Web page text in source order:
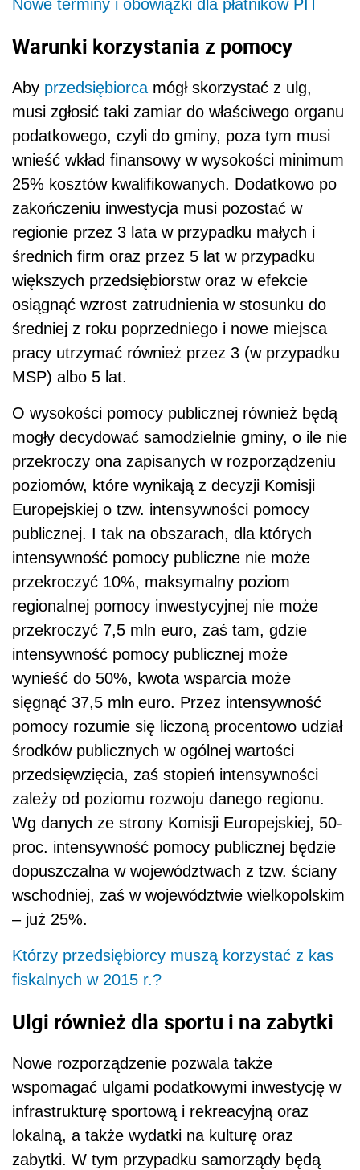
Nowe terminy i obowiązki dla płatników PIT
Warunki korzystania z pomocy
Aby przedsiębiorca mógł skorzystać z ulg,
musi zgłosić taki zamiar do właściwego organu
podatkowego, czyli do gminy, poza tym musi
wnieść wkład finansowy w wysokości minimum
25% kosztów kwalifikowanych. Dodatkowo po
zakończeniu inwestycja musi pozostać w
regionie przez 3 lata w przypadku małych i
średnich firm oraz przez 5 lat w przypadku
większych przedsiębiorstw oraz w efekcie
osiągnąć wzrost zatrudnienia w stosunku do
średniej z roku poprzedniego i nowe miejsca
pracy utrzymać również przez 3 (w przypadku
MSP) albo 5 lat.
O wysokości pomocy publicznej również będą
mogły decydować samodzielnie gminy, o ile nie
przekroczy ona zapisanych w rozporządzeniu
poziomów, które wynikają z decyzji Komisji
Europejskiej o tzw. intensywności pomocy
publicznej. I tak na obszarach, dla których
intensywność pomocy publiczne nie może
przekroczyć 10%, maksymalny poziom
regionalnej pomocy inwestycyjnej nie może
przekroczyć 7,5 mln euro, zaś tam, gdzie
intensywność pomocy publicznej może
wynieść do 50%, kwota wsparcia może
sięgnąć 37,5 mln euro. Przez intensywność
pomocy rozumie się liczoną procentowo udział
środków publicznych w ogólnej wartości
przedsięwzięcia, zaś stopień intensywności
zależy od poziomu rozwoju danego regionu.
Wg danych ze strony Komisji Europejskiej, 50-
proc. intensywność pomocy publicznej będzie
dopuszczalna w województwach z tzw. ściany
wschodniej, zaś w województwie wielkopolskim
– już 25%.
Którzy przedsiębiorcy muszą korzystać z kas
fiskalnych w 2015 r.?
Ulgi również dla sportu i na zabytki
Nowe rozporządzenie pozwala także
wspomagać ulgami podatkowymi inwestycję w
infrastrukturę sportową i rekreacyjną oraz
lokalną, a także wydatki na kulturę oraz
zabytki. W tym przypadku samorządy będą